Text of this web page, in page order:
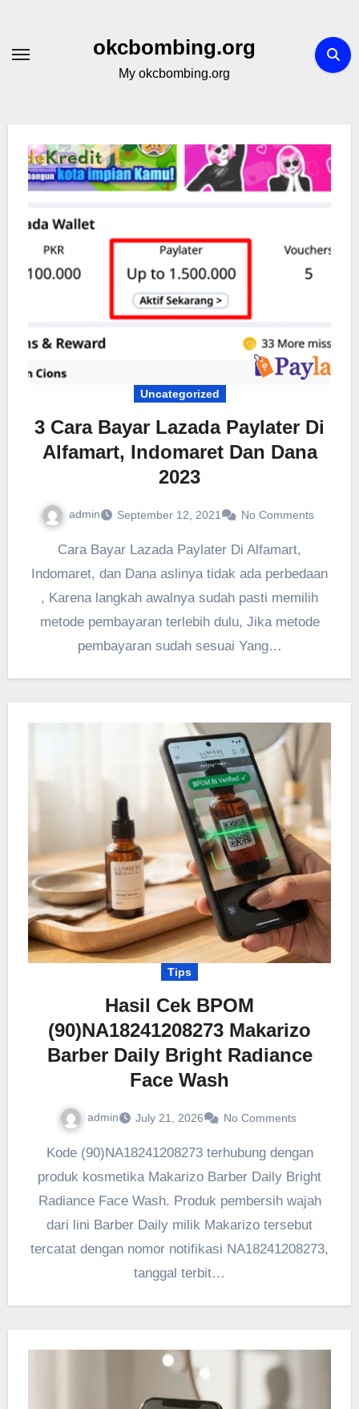
content
okcbombing.org
My okcbombing.org
Uncategorized
3 Cara Bayar Lazada Paylater Di
Alfamart, Indomaret Dan Dana
2023
admin September 12, 2021 No Comments
Cara Bayar Lazada Paylater Di Alfamart,
Indomaret, dan Dana aslinya tidak ada perbedaan
, Karena langkah awalnya sudah pasti memilih
metode pembayaran terlebih dulu, Jika metode
pembayaran sudah sesuai Yang…
Tips
Hasil Cek BPOM
(90)NA18241208273 Makarizo
Barber Daily Bright Radiance
Face Wash
admin July 21, 2026 No Comments
Kode (90)NA18241208273 terhubung dengan
produk kosmetika Makarizo Barber Daily Bright
Radiance Face Wash. Produk pembersih wajah
dari lini Barber Daily milik Makarizo tersebut
tercatat dengan nomor notifikasi NA18241208273,
tanggal terbit…